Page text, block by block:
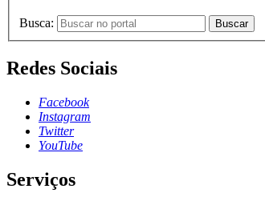
Busca: Buscar
Redes Sociais
Facebook
Instagram
Twitter
YouTube
Serviços